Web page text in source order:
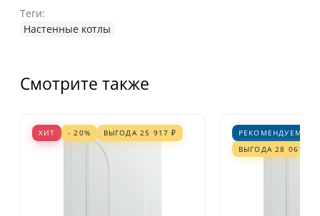
Теги:
Настенные котлы
Смотрите также
ХИТ - 20% ВЫГОДА 25 917 ₽ РЕКОМЕНДУЕМ
ВЫГОДА28 061